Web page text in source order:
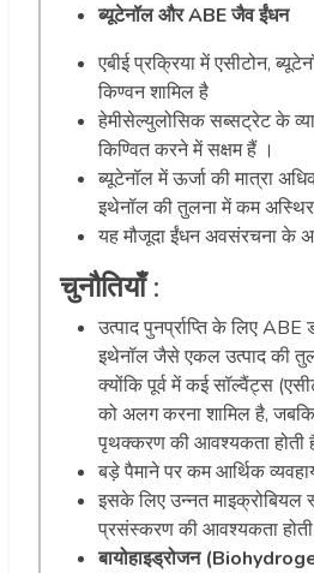
ब्यूटेनॉल और ABE जैव ईंधन
एबीई प्रक्रिया में एसीटोन,
किण्वन शामिल है
हेमीसेल्युलोसिक सब्सट्रेट के
किण्वित करने में सक्षम हैं ।
ब्यूटेनॉल में ऊर्जा की मात्रा
इथेनॉल की तुलना में कम अस्थिर
यह मौजूदा ईंधन अवसंरचना के
चुनौतियाँ:
उत्पाद पुनर्प्राप्ति के लिए
इथेनॉल जैसे एकल उत्पाद की
क्योंकि पूर्व में कई सॉल्वैंट्स
को अलग करना शामिल है,
पृथक्करण की आवश्यकता होती
बड़े पैमाने पर कम आर्थिक
इसके लिए उन्नत
प्रसंस्करण की आवश्यकता
बायोहाइड्रोजन